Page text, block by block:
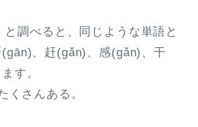
と調べると、同じような単語と
、赶(gǎn)、感(gǎn)、干
す。
くさんある。